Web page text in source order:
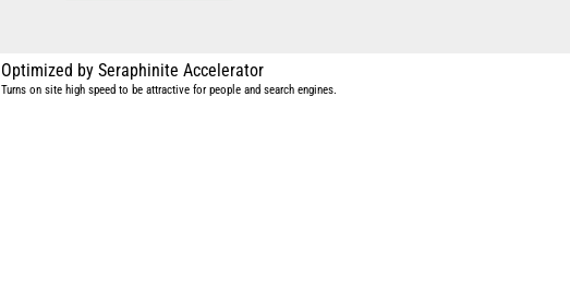
Optimized by Seraphinite Accelerator
Turns on site high speed to be attractive for people and search engines.